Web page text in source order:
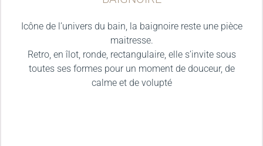
Icône de l’univers du bain, la baignoire reste une pièce
maitresse.
Retro, en îlot, ronde, rectangulaire, elle s’invite sous
toutes ses formes pour un moment de douceur, de
calme et de volupté